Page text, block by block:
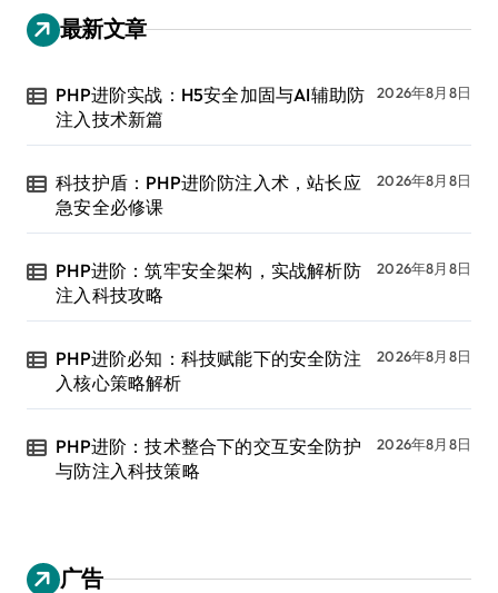
最新文章
PHP进阶实战：H5安全加固与AI辅助防
注入技术新篇
2026年8月8日
科技护盾：PHP进阶防注入术，站长应
急安全必修课
2026年8月8日
PHP进阶：筑牢安全架构，实战解析防
注入科技攻略
2026年8月8日
PHP进阶必知：科技赋能下的安全防注
入核心策略解析
2026年8月8日
PHP进阶：技术整合下的交互安全防护
与防注入科技策略
2026年8月8日
广告